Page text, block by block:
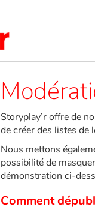
Storyplay’r offre de
de créer des listes de
Nous mettons
possibilité de
démonstration ci-
Comment